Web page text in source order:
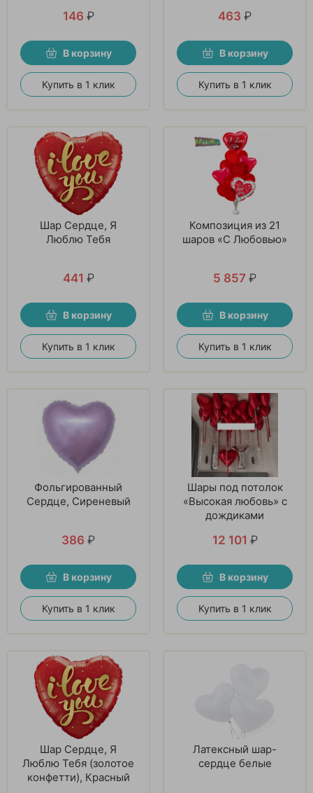
146 ₽
В корзину
Купить в 1 клик
463 ₽
В корзину
Купить в 1 клик
Шар Сердце, Я
Люблю Тебя
441 ₽
В корзину
Купить в 1 клик
Композиция из 21
шаров «С Любовью»
5 857 ₽
В корзину
Купить в 1 клик
Фольгированный
Сердце, Сиреневый
386 ₽
В корзину
Купить в 1 клик
Шары под потолок
«Высокая любовь» с
дождиками
12 101 ₽
В корзину
Купить в 1 клик
Шар Сердце, Я
Люблю Тебя (золотое
конфетти), Красный
Латексный шар-
сердце белые